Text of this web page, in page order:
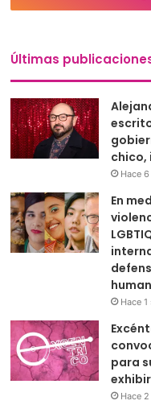
Últimas
chico,
Hace
En
Hace
para
Hace